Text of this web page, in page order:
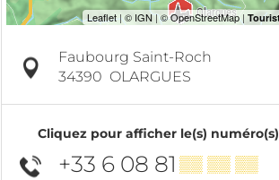
Faubourg Saint-Roch
34390 OLARGUES
Cliquez pour afficher le(s) numéro(s)
+33 6 08 81 ▒▒ ▒▒ ▒▒